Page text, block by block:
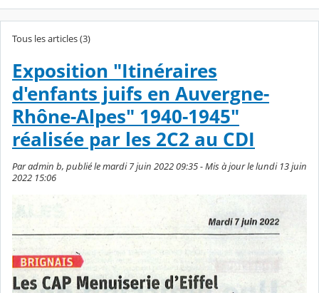
Tous les articles (3)
Exposition "Itinéraires
d'enfants juifs en Auvergne-
Rhône-Alpes" 1940-1945"
réalisée par les 2C2 au CDI
Par admin b, publié le mardi 7 juin 2022 09:35 - Mis à jour le lundi 13 juin
2022 15:06